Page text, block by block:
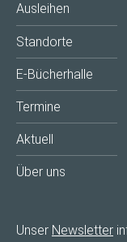
Ausleihen
Standorte
E-Bücherhalle
Termine
Aktuell
Über uns
Unser Newsletter